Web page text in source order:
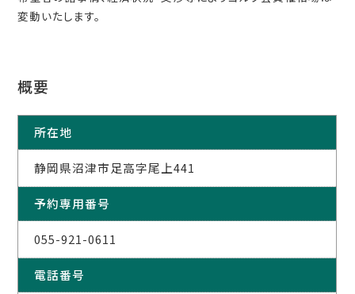
変動いたします。
概要
所在地
静岡県沼津市足高字尾上441
予約専用番号
055-921-0611
電話番号